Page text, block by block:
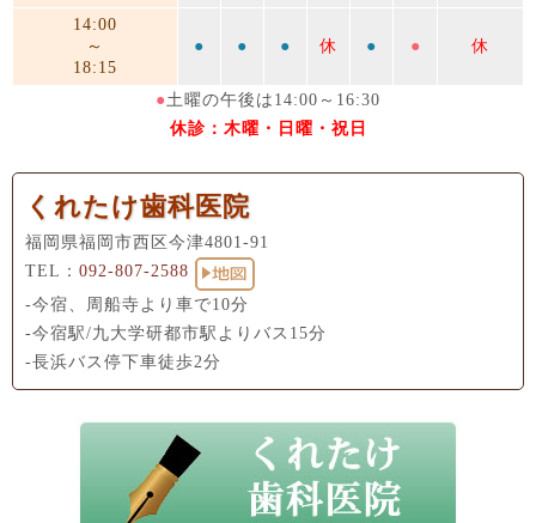
14:00
～
18:15
● ● ● 休 ● ● 休
●土曜の午後は14:00～16:30
休診：木曜・日曜・祝日
くれたけ歯科医院
福岡県福岡市西区今津4801-91
TEL： 092-807-2588
-今宿、周船寺より車で10分
-今宿駅/九大学研都市駅よりバス15分
-長浜バス停下車徒歩2分